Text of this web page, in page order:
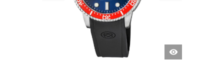
APERÇU
RAPIDE